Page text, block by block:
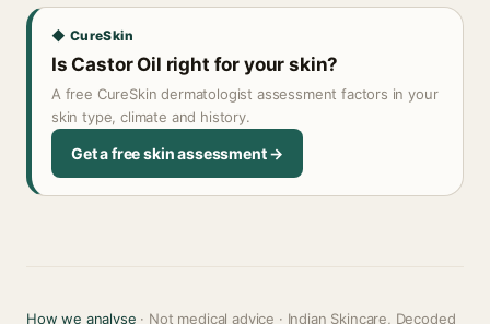
◆ CureSkin
Is Castor Oil right for your skin?
A free CureSkin dermatologist assessment factors in your
skin type, climate and history.
Get a free skin assessment →
How we analyse · Not medical advice · Indian Skincare, Decoded